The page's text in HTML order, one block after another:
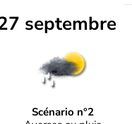
septembre
Scénario n°2